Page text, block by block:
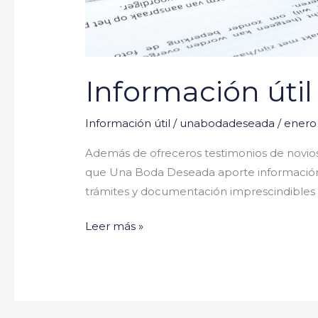
Información útil
Información útil / unabodadeseada/ enero
Además de ofreceros testimonios de
que Una Boda Deseada aporte
trámites y documentación
Leer más »